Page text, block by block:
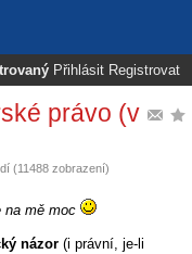
Přihlásit Registrovat
právo (v
(11488 zobrazení)
na mě moc
názor (i právní, je-li